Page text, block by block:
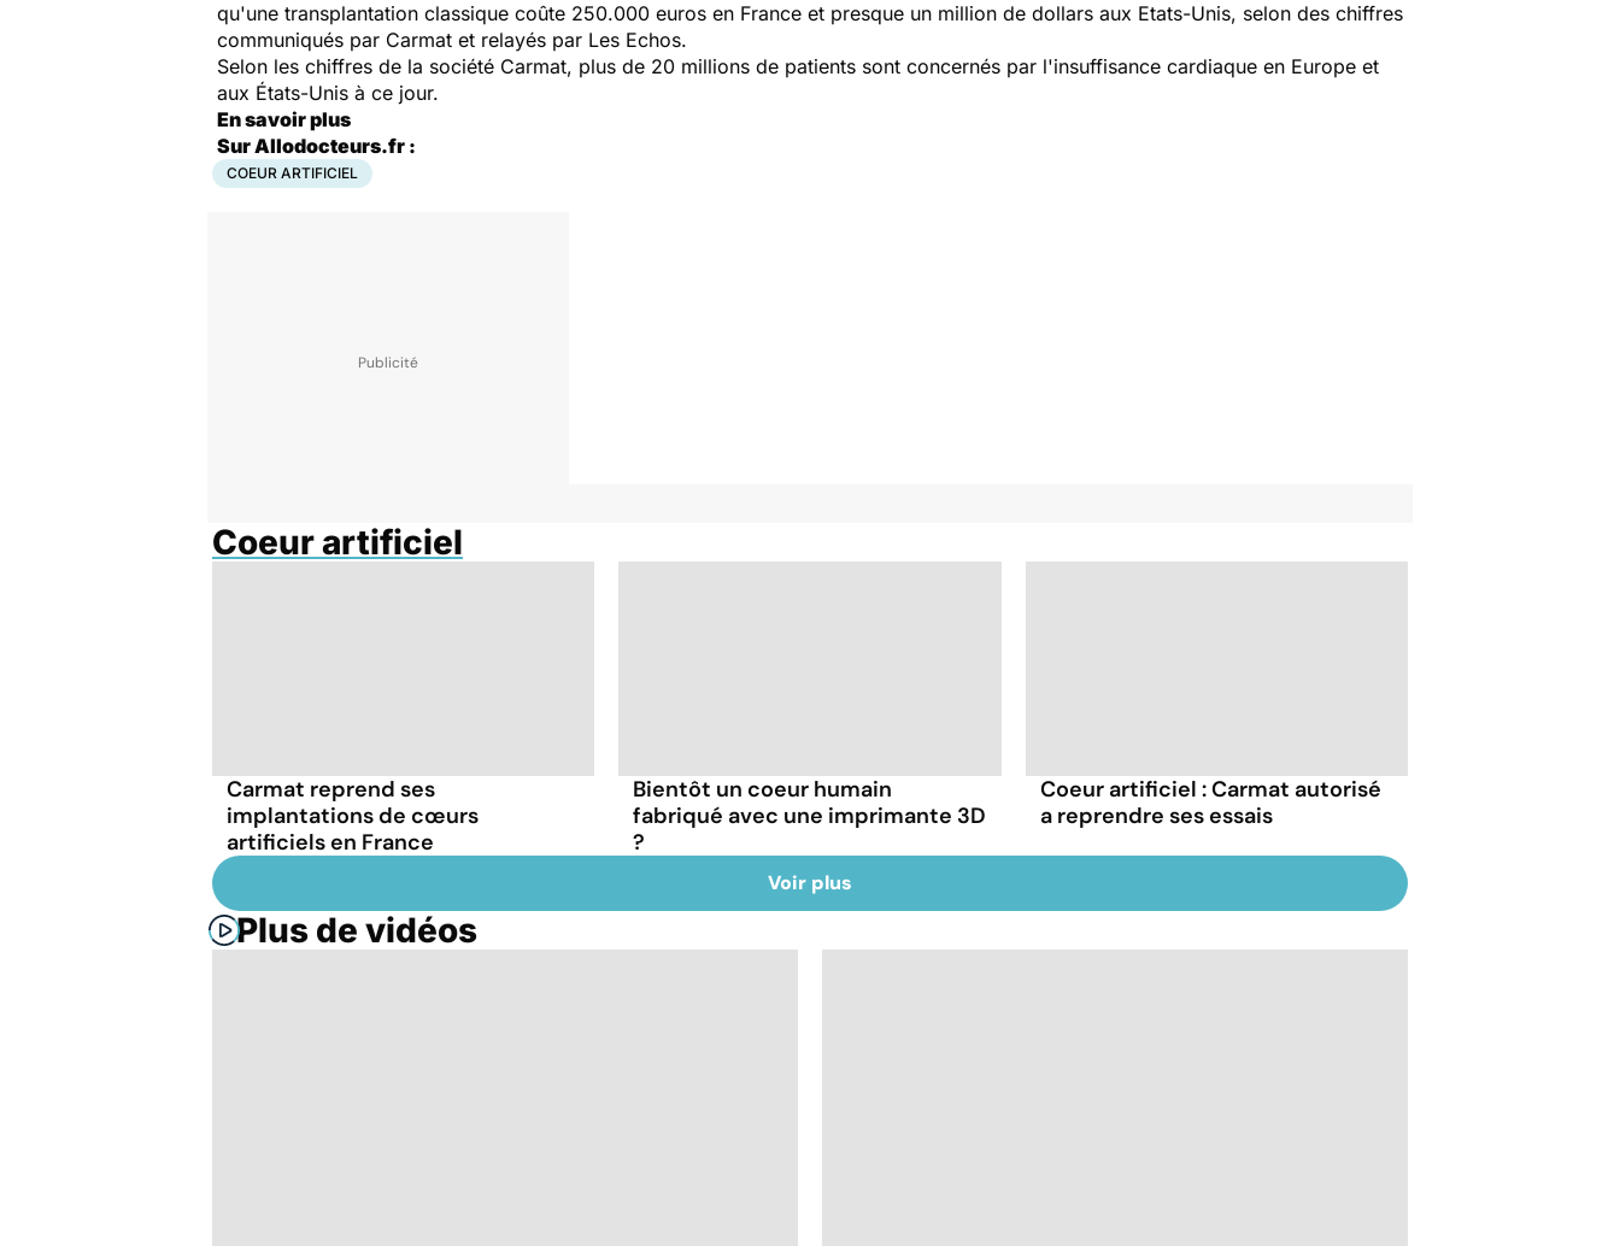
qu'une transplantation classique coûte 250.000 euros en France et presque un million de dollars aux Etats-Unis, selon des chiffres
communiqués par Carmat et relayés par Les Echos.
Selon les chiffres de la société Carmat, plus de 20 millions de patients sont concernés par l'insuffisance cardiaque en Europe et
aux États-Unis à ce jour.
En savoir plus
Sur Allodocteurs.fr :
COEUR ARTIFICIEL
Coeur artificiel
Carmat reprend ses
implantations de cœurs
artificiels en France
Bientôt un coeur humain
fabriqué avec une imprimante 3D
?
Coeur artificiel : Carmat autorisé
a reprendre ses essais
Voir plus
Plus de vidéos